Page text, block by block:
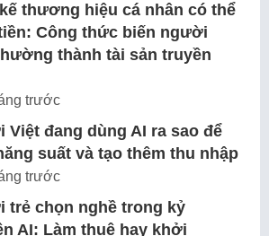
thương hiệu cá nhân có thể
Công thức biến người
thành tài sản truyền
trước
Việt đang dùng AI ra sao để
suất và tạo thêm thu nhập
trước
trẻ chọn nghề trong kỷ
AI: Làm thuê hay khởi